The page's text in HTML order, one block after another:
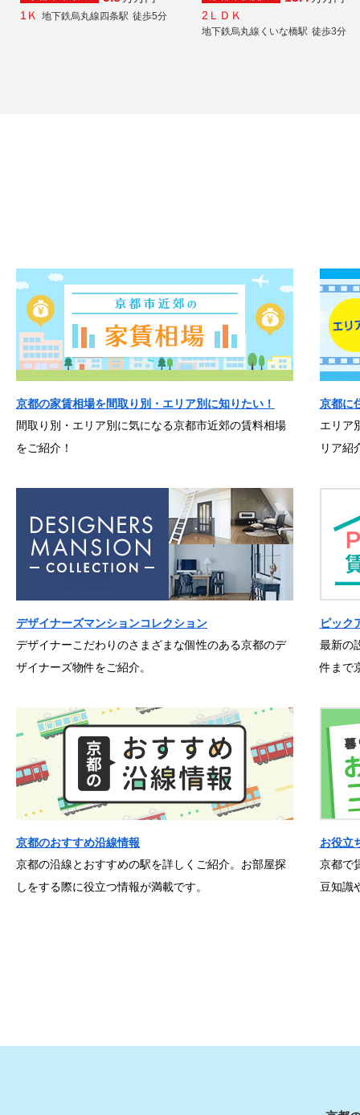
1Ｋ
地下鉄烏丸線四条駅 徒歩5分
2ＬＤＫ
地下鉄烏丸線くいな橋駅 徒歩3分
京都の家賃相場を間取り別・エリア別に知りたい！
間取り別・エリア別に気になる京都市近郊の賃料相場
をご紹介！
京都に
エリア
リア紹
デザイナーズマンションコレクション
デザイナーこだわりのさまざまな個性のある京都のデ
ザイナーズ物件をご紹介。
ピック
最新の
件まで
京都のおすすめ沿線情報
京都の沿線とおすすめの駅を詳しくご紹介。お部屋探
しをする際に役立つ情報が満載です。
お役立
京都で
豆知識